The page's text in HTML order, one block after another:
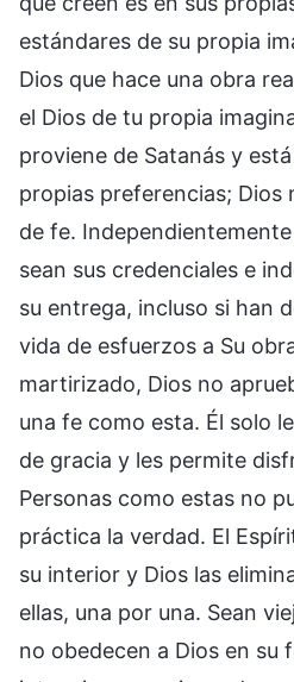
estándares de su propia
Dios que hace una obra
el Dios de tu propia
proviene de Satanás y
propias preferencias; Dios
de fe.
sean sus credenciales e
su entrega, incluso si han
vida de esfuerzos a Su
martirizado, Dios no
una fe como esta. Él solo
de gracia y les permite
Personas como estas no
práctica la verdad. El
su interior y Dios las
ellas, una por una. Sean
no obedecen a Dios en su